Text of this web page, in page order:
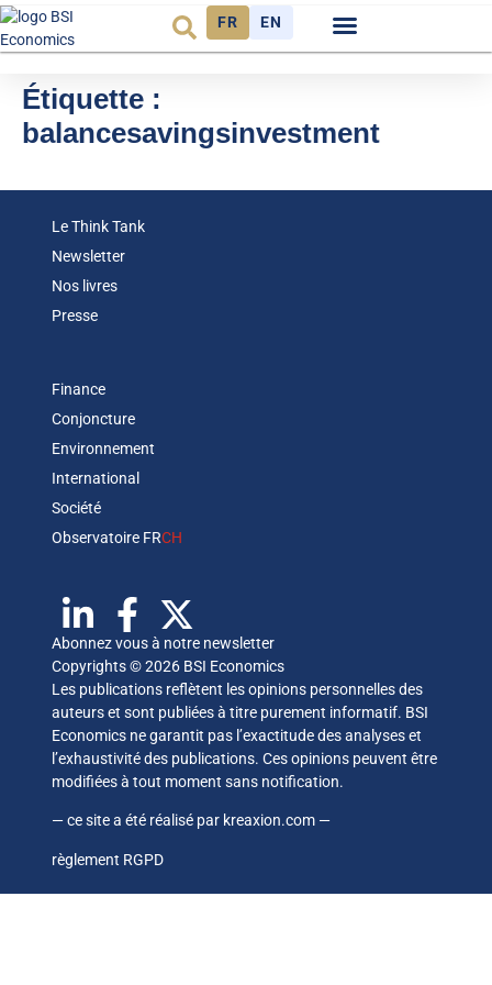
FR EN
Étiquette :
balancesavingsinvestment
Le Think Tank
Newsletter
Nos livres
Presse
Finance
Conjoncture
Environnement
International
Société
Observatoire FRCH
Abonnez vous à notre newsletter
Copyrights © 2026 BSI Economics
Les publications reflètent les opinions personnelles des
auteurs et sont publiées à titre purement informatif. BSI
Economics ne garantit pas l’exactitude des analyses et
l’exhaustivité des publications. Ces opinions peuvent être
modifiées à tout moment sans notification.
— ce site a été réalisé par kreaxion.com —
règlement RGPD